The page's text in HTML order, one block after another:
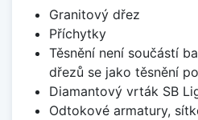
Granitový dřez
Příchytky
Těsnění není součástí
dřezů se jako těsnění
Diamantový vrták SB
Odtokové armatury,